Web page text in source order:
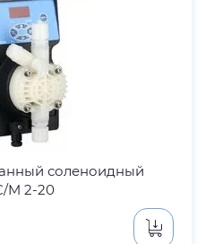
соленоидный
M 2-20